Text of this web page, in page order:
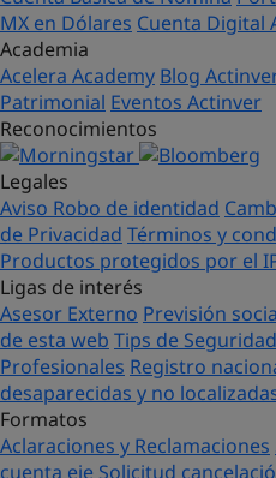
MX en Dólares Cuenta Digital
Academia
Acelera Academy Blog
Patrimonial Eventos Actinver
Reconocimientos
Legales
Aviso Robo de identidad
de Privacidad Términos y
Productos protegidos por el
Ligas de interés
Asesor Externo Previsión
de esta web Tips de Seguridad
Profesionales Registro
desaparecidas y no
Formatos
Aclaraciones y Reclamaciones
cuenta eje Solicitud